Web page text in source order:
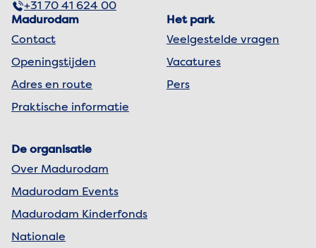
+31 70 41 624 00
Madurodam
Contact
Openingstijden
Adres en route
Praktische informatie
Het park
Veelgestelde vragen
Vacatures
Pers
De organisatie
Over Madurodam
Madurodam Events
Madurodam Kinderfonds
Nationale